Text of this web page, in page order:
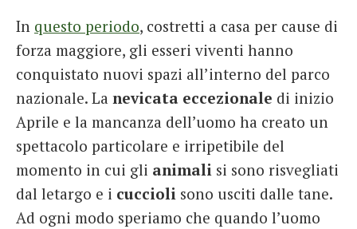
In questo periodo, costretti a casa per cause di
forza maggiore, gli esseri viventi hanno
conquistato nuovi spazi all’interno del parco
nazionale. La nevicata eccezionale di inizio
Aprile e la mancanza dell’uomo ha creato un
spettacolo particolare e irripetibile del
momento in cui gli animali si sono risvegliati
dal letargo e i cuccioli sono usciti dalle tane.
Ad ogni modo speriamo che quando l’uomo